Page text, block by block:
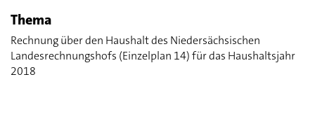
Thema
Rechnung über den Haushalt des Niedersächsischen
Landesrechnungshofs (Einzelplan 14) für das Haushaltsjahr
2018